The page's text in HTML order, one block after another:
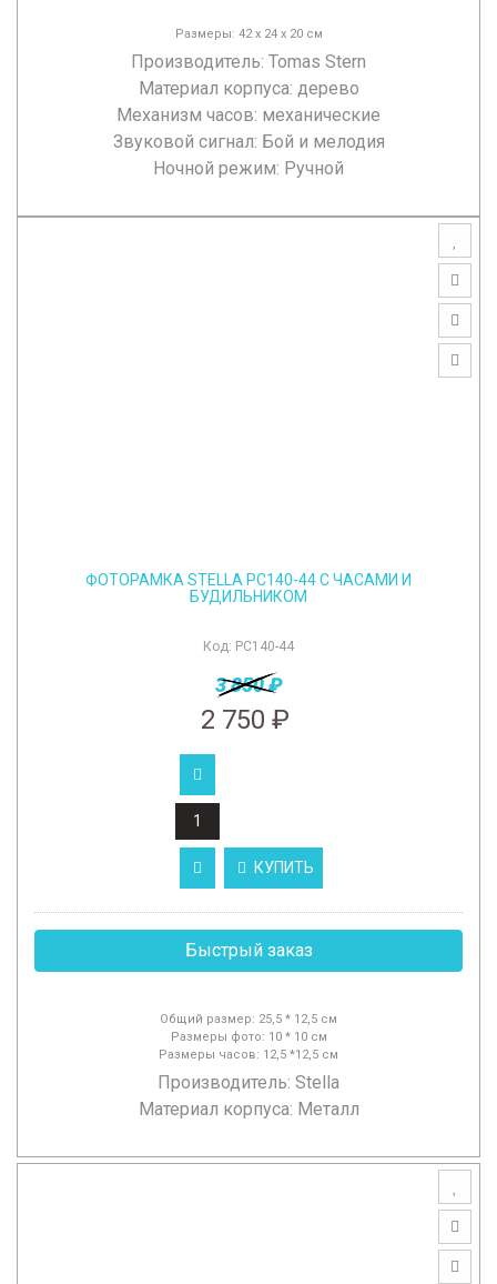
Размеры: 42 x 24 x 20 см
Производитель: Tomas Stern
Материал корпуса: дерево
Механизм часов: механические
Звуковой сигнал: Бой и мелодия
Ночной режим: Ручной
ФОТОРАМКА STELLA PC140-44 С ЧАСАМИ И
БУДИЛЬНИКОМ
Код: PC140-44
3 850 ₽
2 750 ₽
КУПИТЬ
Быстрый заказ
Общий размер: 25,5 * 12,5 см
Размеры фото: 10 * 10 см
Размеры часов: 12,5 *12,5 см
Производитель: Stella
Материал корпуса: Металл